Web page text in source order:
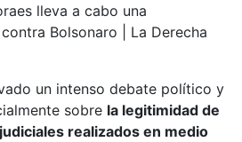
lleva a cabo una
Bolsonaro | La Derecha
un intenso debate político y
sobre la legitimidad de
realizados en medio